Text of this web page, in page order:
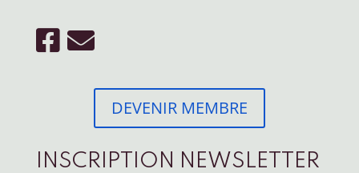
DEVENIR MEMBRE
INSCRIPTION NEWSLETTER